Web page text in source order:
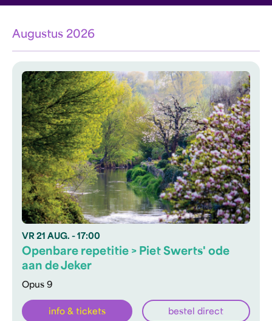
Augustus 2026
VR 21 AUG. - 17:00
Opus 9
Openbare repetitie > Piet Swerts' ode
aan de Jeker
info & tickets bestel direct